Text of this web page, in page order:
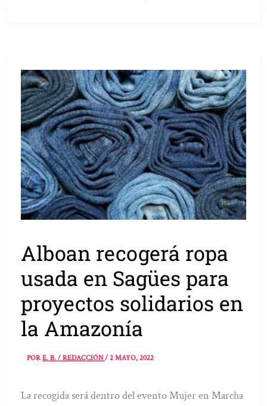
Alboan recogerá ropa
usada en Sagües para
proyectos solidarios en
la Amazonía
PORE. B. / REDACCIÓN/2 MAYO, 2022
La recogida será dentro del evento Mujer en Marcha